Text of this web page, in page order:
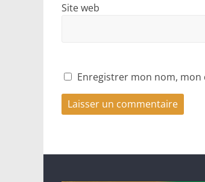
Site web
Enregistrer mon nom,